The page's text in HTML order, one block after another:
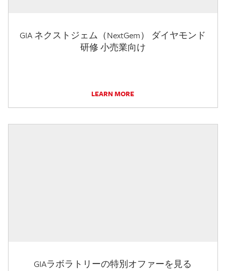
GIA ネクストジェム（NextGem） ダイヤモンド
研修 小売業向け
LEARN MORE
GIAラボラトリーの特別オファーを見る